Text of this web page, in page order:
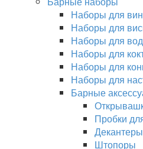
Наборы для
Наборы для
Наборы для
Наборы для
Наборы для
Наборы для
Барные
Пробки
Декантеры
Штопоры